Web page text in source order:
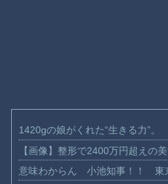
1420gの娘がくれた“生きる力”。
【画像】整形で2400万円超えの
意味わからん 小池知事！！ 東